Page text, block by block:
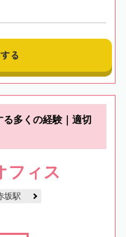
る
る多くの経験｜適切
フィス
坂駅